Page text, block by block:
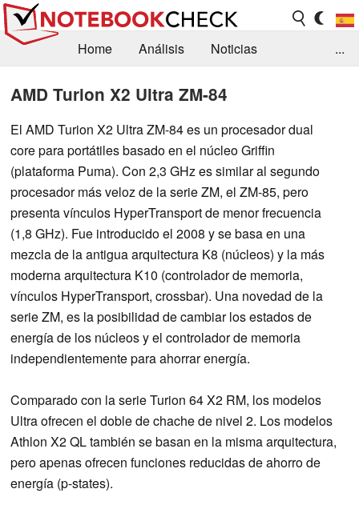
Home Análisis
Noticias
Contacto
...
AMD Turion X2 Ultra ZM-84
El AMD Turion X2 Ultra ZM-84 es un procesador dual
core para portátiles basado en el núcleo Griffin
(plataforma Puma). Con 2,3 GHz es similar al segundo
procesador más veloz de la serie ZM, el ZM-85, pero
presenta vínculos HyperTransport de menor frecuencia
(1,8 GHz). Fue introducido el 2008 y se basa en una
mezcla de la antigua arquitectura K8 (núcleos) y la más
moderna arquitectura K10 (controlador de memoria,
vínculos HyperTransport, crossbar). Una novedad de la
serie ZM, es la posibilidad de cambiar los estados de
energía de los núcleos y el controlador de memoria
independientemente para ahorrar energía.
Comparado con la serie Turion 64 X2 RM, los modelos
Ultra ofrecen el doble de chache de nivel 2. Los modelos
Athlon X2 QL también se basan en la misma arquitectura,
pero apenas ofrecen funciones reducidas de ahorro de
energía (p-states).